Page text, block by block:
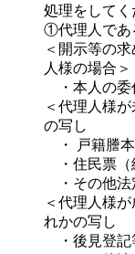
処理をしてく
①代理人であ
＜開示等の
人様の場合＞
・本人の委
＜代理人様
の写し
・ 戸籍謄本
・住民票（
・その他法
＜代理人様
れかの写し
・後見登記